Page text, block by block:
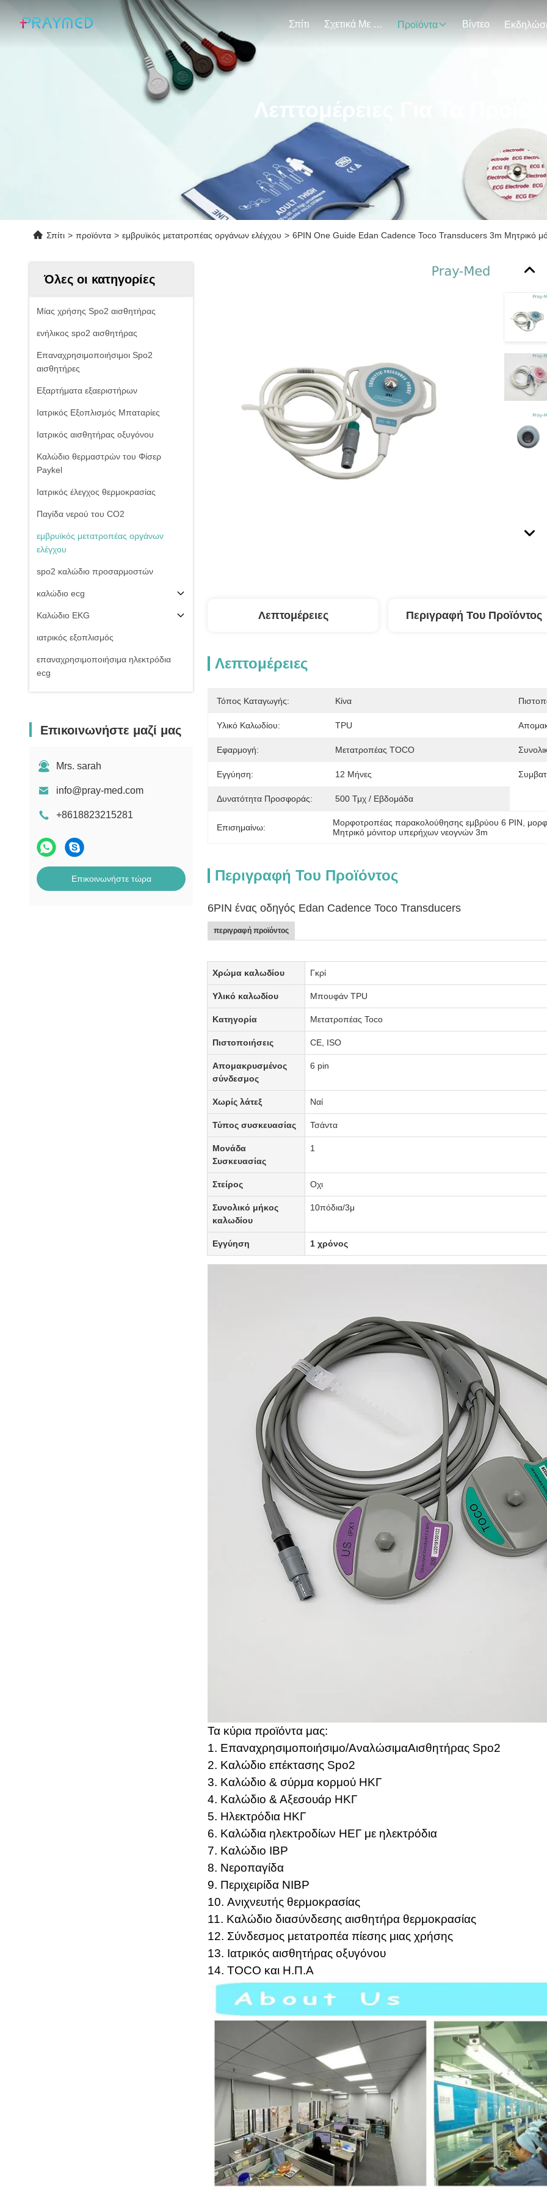
Σπίτι Σχετικά Με Εμάς Προϊόντα Βίντεο
Λεπτομέρειες Για Τα
Σπίτι > προϊόντα > εμβρυϊκός μετατροπέας οργάνων ελέγχου > 6PIN One Guide Edan Cadence Toco Transducers 3m Μητρικό
Όλες οι κατηγορίες
Μίας χρήσης Spo2 αισθητήρας
ενήλικος spo2 αισθητήρας
Επαναχρησιμοποιήσιμοι Spo2
αισθητήρες
Εξαρτήματα εξαεριστήρων
Ιατρικός Εξοπλισμός Μπαταρίες
Ιατρικός αισθητήρας οξυγόνου
Καλώδιο θερμαστρών του Φίσερ
Paykel
Ιατρικός έλεγχος θερμοκρασίας
Παγίδα νερού του CO2
εμβρυϊκός μετατροπέας οργάνων
ελέγχου
spo2 καλώδιο προσαρμοστών
καλώδιο ecg
Καλώδιο EKG
ιατρικός εξοπλισμός
επαναχρησιμοποιήσιμα ηλεκτρόδια
ecg
Της εισβολής καλώδιο πίεσης του
μη της εισβολής μανσέτα πίεσης του
Εξαρτήματα εξοπλισμού
Επικοινωνήστε μαζί μας
Mrs. sarah
info@pray-med.com
+8618823215281
Επικοινωνήστε τώρα
Λεπτομέρειες Περιγραφή Του Προϊόντος
Λεπτομέρειες
Τόπος Καταγωγής: Κίνα
Υλικό Καλωδίου: TPU
Εφαρμογή: Μετατροπέας TOCO
Εγγύηση: 12 Μήνες
Δυνατότητα Προσφοράς: 500 Τμχ / Εβδομάδα
Επισημαίνω: Μορφοτροπέας παρακολούθησης εμβρύου 6 PIN
Μητρικό μόνιτορ υπερήχων νεογνών 3m
Περιγραφή Του Προϊόντος
6PIN ένας οδηγός Edan Cadence Toco Transducers
περιγραφή προϊόντος
Χρώμα καλωδίου Γκρί
Υλικό καλωδίου Μπουφάν TPU
Κατηγορία Μετατροπέας Toco
Πιστοποιήσεις CE, ISO
Απομακρυσμένος
σύνδεσμος
6 pin
Χωρίς λάτεξ Ναί
Τύπος συσκευασίας Τσάντα
Μονάδα
Συσκευασίας
1
Στείρος Οχι
Συνολικό μήκος
καλωδίου
10πόδια/3μ
Εγγύηση 1 χρόνος
Τα κύρια προϊόντα μας:
1. Επαναχρησιμοποιήσιμο/ΑναλώσιμαΑισθητήρας Spo2
2. Καλώδιο επέκτασης Spo2
3. Καλώδιο & σύρμα κορμού ΗΚΓ
4. Καλώδιο & Αξεσουάρ ΗΚΓ
5. Ηλεκτρόδια ΗΚΓ
6. Καλώδια ηλεκτροδίων ΗΕΓ με ηλεκτρόδια
7. Καλώδιο IBP
8. Νεροπαγίδα
9. Περιχειρίδα NIBP
10. Ανιχνευτής θερμοκρασίας
11. Καλώδιο διασύνδεσης αισθητήρα θερμοκρασίας
12. Σύνδεσμος μετατροπέα πίεσης μιας χρήσης
13. Ιατρικός αισθητήρας οξυγόνου
14. TOCO και Η.Π.Α